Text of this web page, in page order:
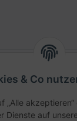
& Co
„Alle
Dienste auf